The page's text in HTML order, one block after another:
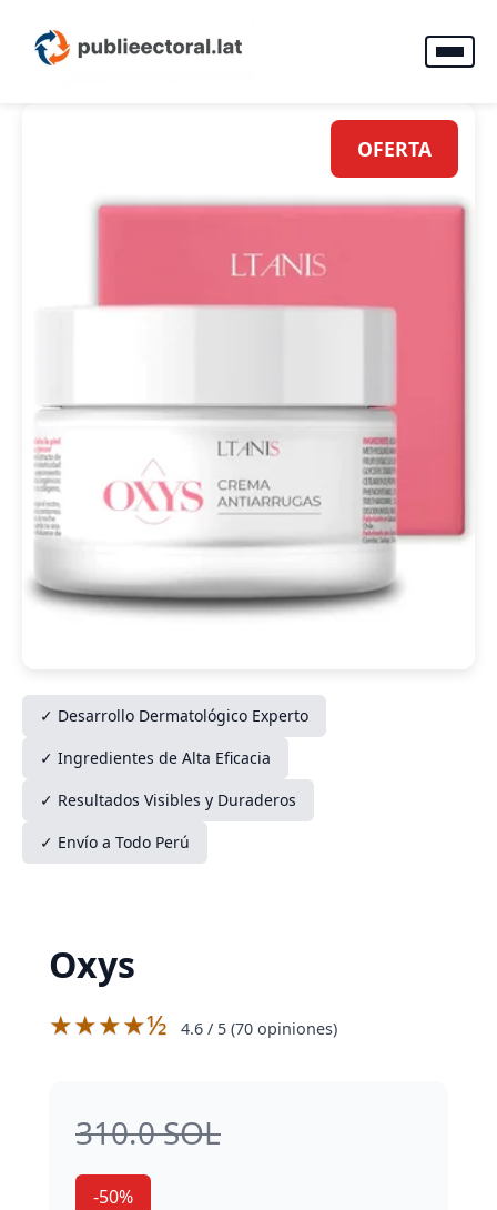
OFERTA
✓ Desarrollo Dermatológico Experto
✓ Ingredientes de Alta Eficacia
✓ Resultados Visibles y Duraderos
✓ Envío a Todo Perú
Oxys
★★★★½ 4.6 / 5 (70 opiniones)
310.0 SOL
-50%